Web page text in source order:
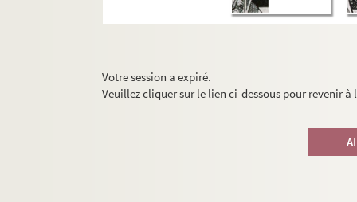
Votre session a expiré.
Veuillez cliquer sur le lien ci-dessous pour revenir